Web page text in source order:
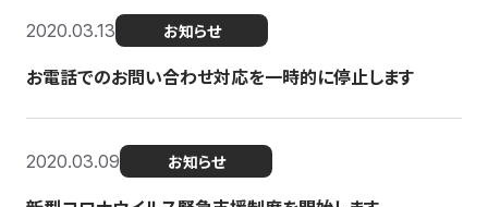
2020.03.13 お知らせ
お電話でのお問い合わせ対応を一時的に停止します
2020.03.09 お知らせ